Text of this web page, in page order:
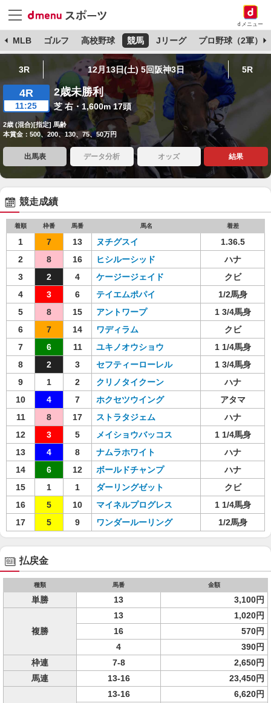
dメニュー
MLB ゴルフ 高校野球 競馬 Jリーグ プロ野球（2軍）
3R 12月13日(土) 5回阪神3日 5R
4R
11:25
2歳未勝利
芝 右・1,600m 17頭
2歳 (混合)[指定] 馬齢
本賞金：500、200、130、75、50万円
出馬表 データ分析 オッズ 結果
競走成績
着順 枠番 馬番 馬名 着差
1 7 13 ヌチグスイ
1.36.5
2
8 16 ヒシルーシッド
ハナ
3
2 4 ケージージェイド
クビ
4
3 6 テイエムポパイ
1/2馬身
5
8 15 アントワープ
1 3/4馬身
6
7 14 ワディラム
クビ
7
6 11 ユキノオウショウ
1 1/4馬身
8
2 3 セフティーローレル
1 3/4馬身
9
1 2 クリノタイクーン
ハナ
10
4 7 ホクセツウイング
アタマ
11
8 17 ストラタジェム
ハナ
12
3 5 メイショウバッコス
1 1/4馬身
13
4 8 ナムラホワイト
ハナ
14
6 12 ボールドチャンプ
ハナ
15
1 1 ダーリングゼット
クビ
16
5 10 マイネルプログレス
1 1/4馬身
17
5 9 ワンダールーリング 1/2馬身
払戻金
種類 馬番 金額
単勝 13 3,100円
複勝
13
1,020円
16
570円
4
390円
枠連
7-8
2,650円
馬連
13-16 23,450円
13-16
6,620円